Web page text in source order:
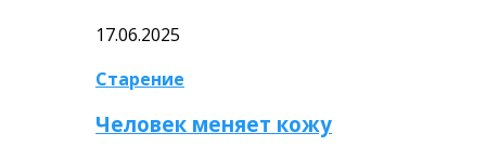
17.06.2025
Старение
Человек меняет кожу